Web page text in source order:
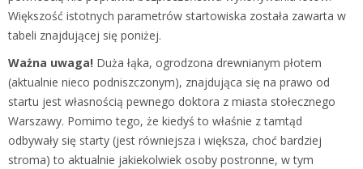
Większość istotnych parametrów startowiska została zawarta w
tabeli znajdującej się poniżej.
Ważna uwaga! Duża łąka, ogrodzona drewnianym płotem
(aktualnie nieco podniszczonym), znajdująca się na prawo od
startu jest własnością pewnego doktora z miasta stołecznego
Warszawy. Pomimo tego, że kiedyś to właśnie z tamtąd
odbywały się starty (jest równiejsza i większa, choć bardziej
stroma) to aktualnie jakiekolwiek osoby postronne, w tym